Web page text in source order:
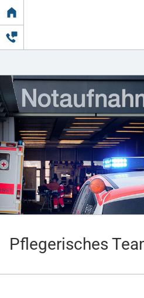
Link
zur
Startseite
Startseite
Kliniken & Einrichtungen
Zuweisende
Pflegerisches